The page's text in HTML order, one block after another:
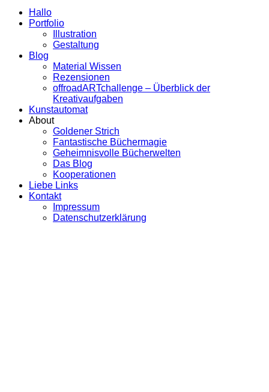
Hallo
Portfolio
Illustration
Gestaltung
Blog
Material Wissen
Rezensionen
offroadARTchallenge – Überblick der
Kreativaufgaben
Kunstautomat
About
Goldener Strich
Fantastische Büchermagie
Geheimnisvolle Bücherwelten
Das Blog
Kooperationen
Liebe Links
Kontakt
Impressum
Datenschutzerklärung